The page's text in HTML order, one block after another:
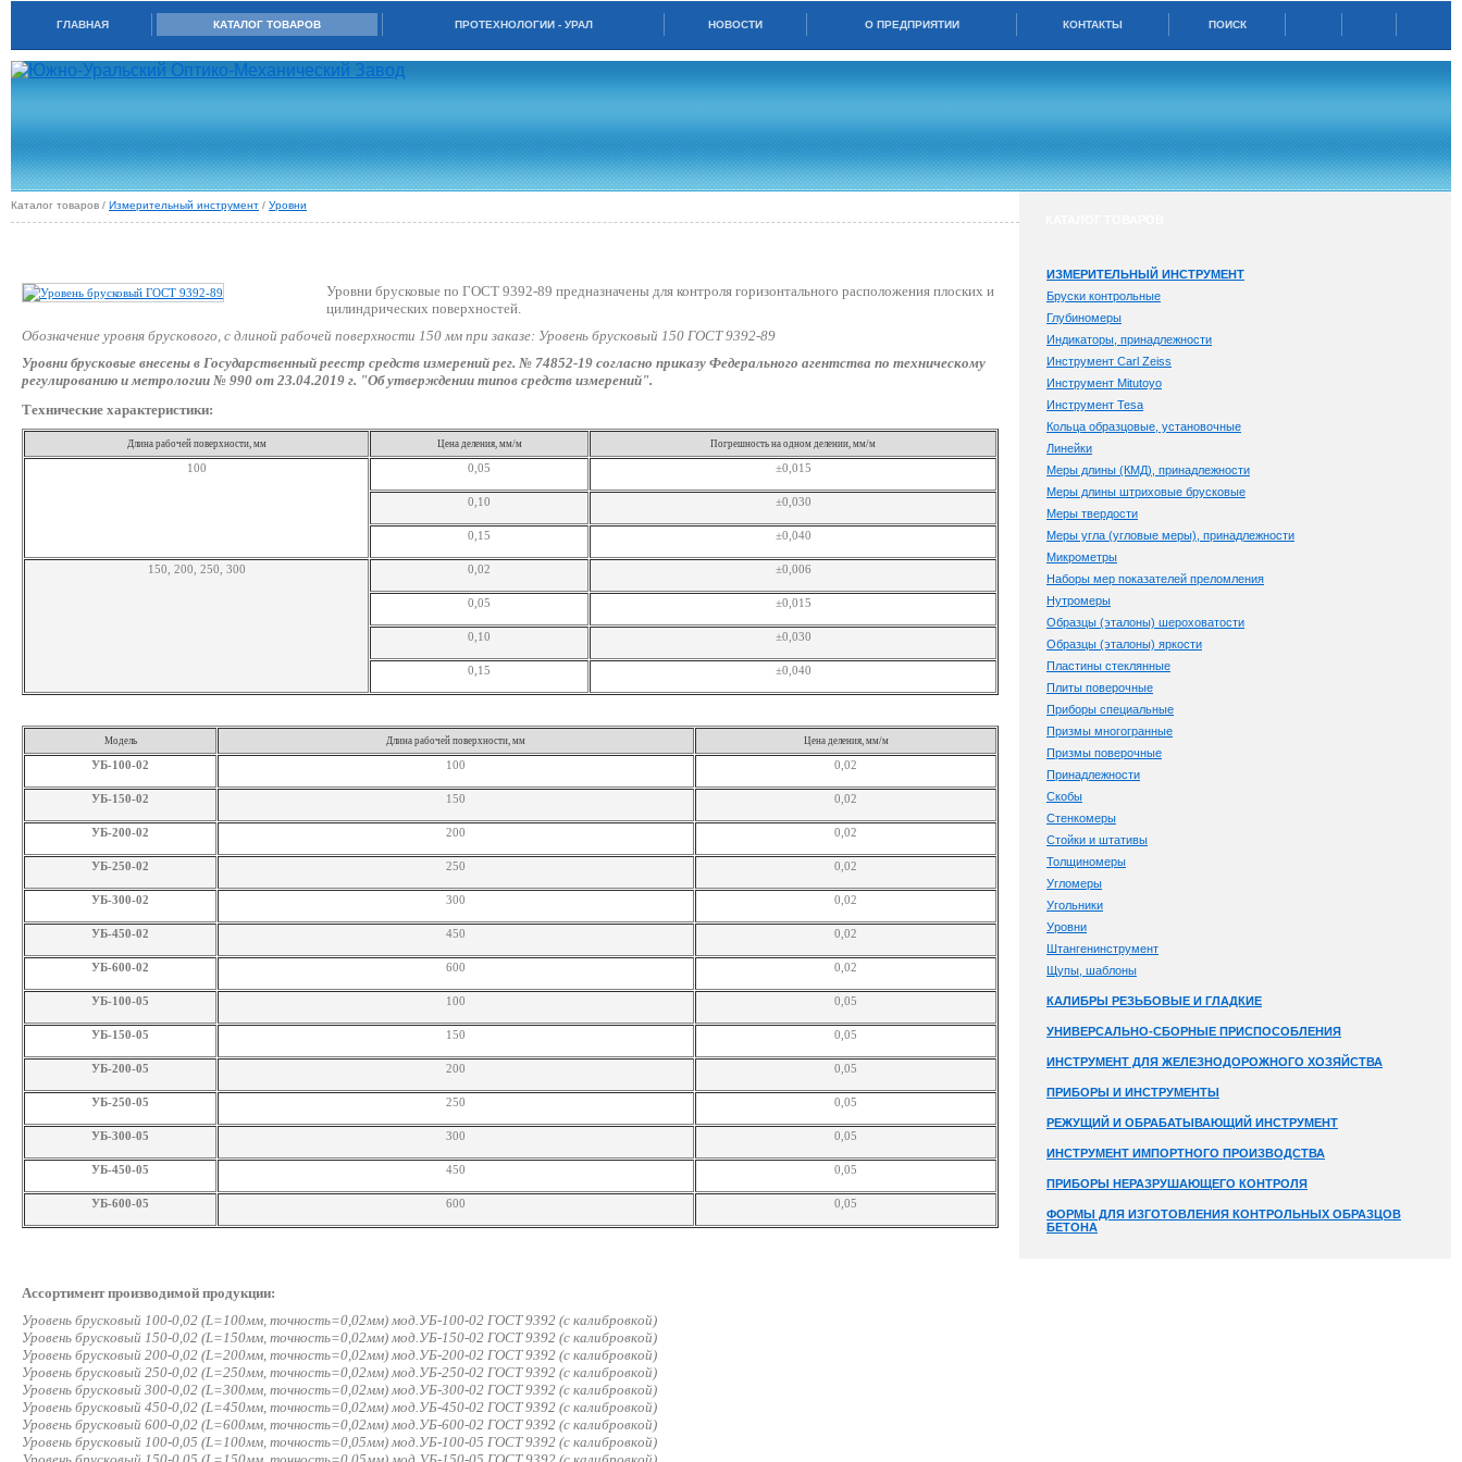
ГЛАВНАЯ КАТАЛОГ ТОВАРОВ ПРОТЕХНОЛОГИИ - УРАЛ НОВОСТИ О ПРЕДПРИЯТИИ КОНТАКТЫ ПОИСК
Каталог товаров / Измерительный инструмент / Уровни
Уровни брусковые по ГОСТ 9392-89 предназначены для контроля горизонтального расположения плоских и
цилиндрических поверхностей.
Обозначение уровня брускового, с длиной рабочей поверхности 150 мм при заказе: Уровень брусковый 150 ГОСТ 9392-89
Уровни брусковые внесены в Государственный реестр средств измерений рег. № 74852-19 согласно приказу Федерального агентства по техническому
регулированию и метрологии № 990 от 23.04.2019 г. "Об утверждении типов средств измерений".
Технические характеристики:
Длина рабочей поверхности, мм Цена деления, мм/м Погрешность на одном делении, мм/м
100 0,05 ±0,015
0,10 ±0,030
0,15 ±0,040
150, 200, 250, 300 0,02 ±0,006
0,05 ±0,015
0,10 ±0,030
0,15 ±0,040
Модель Длина рабочей поверхности, мм Цена деления, мм/м
УБ-100-02 100 0,02
УБ-150-02 150 0,02
УБ-200-02 200 0,02
УБ-250-02 250 0,02
УБ-300-02 300 0,02
УБ-450-02 450 0,02
УБ-600-02 600 0,02
УБ-100-05 100 0,05
УБ-150-05 150 0,05
УБ-200-05 200 0,05
УБ-250-05 250 0,05
УБ-300-05 300 0,05
УБ-450-05 450 0,05
УБ-600-05 600 0,05
Ассортимент производимой продукции:
Уровень брусковый 100-0,02 (L=100мм, точность=0,02мм) мод.УБ-100-02 ГОСТ 9392 (с калибровкой)
Уровень брусковый 150-0,02 (L=150мм, точность=0,02мм) мод.УБ-150-02 ГОСТ 9392 (с калибровкой)
Уровень брусковый 200-0,02 (L=200мм, точность=0,02мм) мод.УБ-200-02 ГОСТ 9392 (с калибровкой)
Уровень брусковый 250-0,02 (L=250мм, точность=0,02мм) мод.УБ-250-02 ГОСТ 9392 (с калибровкой)
Уровень брусковый 300-0,02 (L=300мм, точность=0,02мм) мод.УБ-300-02 ГОСТ 9392 (с калибровкой)
Уровень брусковый 450-0,02 (L=450мм, точность=0,02мм) мод.УБ-450-02 ГОСТ 9392 (с калибровкой)
Уровень брусковый 600-0,02 (L=600мм, точность=0,02мм) мод.УБ-600-02 ГОСТ 9392 (с калибровкой)
Уровень брусковый 100-0,05 (L=100мм, точность=0,05мм) мод.УБ-100-05 ГОСТ 9392 (с калибровкой)
ИЗМЕРИТЕЛЬНЫЙ ИНСТРУМЕНТ
Бруски контрольные
Глубиномеры
Индикаторы, принадлежности
Инструмент Carl Zeiss
Инструмент Mitutoyo
Инструмент Tesa
Кольца образцовые, установочные
Линейки
Меры длины (КМД), принадлежности
Меры длины штриховые брусковые
Меры твердости
Меры угла (угловые меры), принадлежности
Микрометры
Наборы мер показателей преломления
Нутромеры
Образцы (эталоны) шероховатости
Образцы (эталоны) яркости
Пластины стеклянные
Плиты поверочные
Приборы специальные
Призмы многогранные
Призмы поверочные
Принадлежности
Скобы
Стенкомеры
Стойки и штативы
Толщиномеры
Угломеры
Угольники
Уровни
Штангенинструмент
Щупы, шаблоны
КАЛИБРЫ РЕЗЬБОВЫЕ И ГЛАДКИЕ
УНИВЕРСАЛЬНО-СБОРНЫЕ ПРИСПОСОБЛЕНИЯ
ИНСТРУМЕНТ ДЛЯ ЖЕЛЕЗНОДОРОЖНОГО ХОЗЯЙСТВА
ПРИБОРЫ И ИНСТРУМЕНТЫ
РЕЖУЩИЙ И ОБРАБАТЫВАЮЩИЙ ИНСТРУМЕНТ
ИНСТРУМЕНТ ИМПОРТНОГО ПРОИЗВОДСТВА
ПРИБОРЫ НЕРАЗРУШАЮЩЕГО КОНТРОЛЯ
ФОРМЫ ДЛЯ ИЗГОТОВЛЕНИЯ КОНТРОЛЬНЫХ ОБРАЗЦОВ
БЕТОНА